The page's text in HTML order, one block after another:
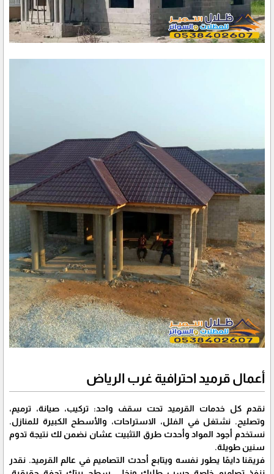
أعمال قرميد احترافية غرب الرياض
نقدم كل خدمات القرميد تحت سقف واحد: تركيب، صيانة، ترميم،
وتصليح. نشتغل في الفلل، الاستراحات، والأسطح الكبيرة للمنازل.
نستخدم أجود المواد وأحدث طرق التثبيت عشان نضمن لك نتيجة تدوم
سنين طويلة.
فريقنا دايمًا يطور نفسه ويتابع أحدث التصاميم في عالم القرميد. نقدر